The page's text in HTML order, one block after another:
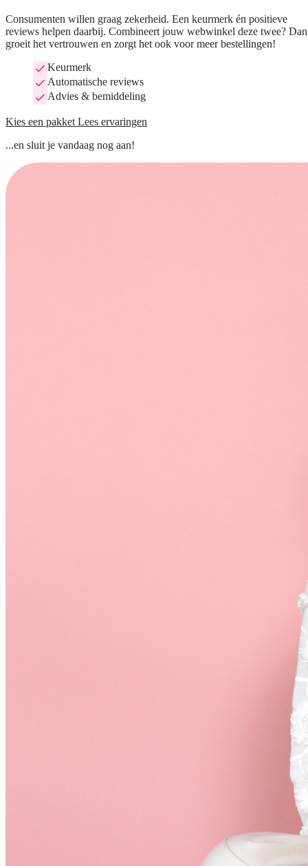
Consumenten willen graag zekerheid. Een keurmerk én positieve
reviews helpen daarbij. Combineert jouw webwinkel deze twee? Dan
groeit het vertrouwen en zorgt het ook voor meer bestellingen!
Keurmerk
Automatische reviews
Advies & bemiddeling
Kies een pakket Lees ervaringen
...en sluit je vandaag nog aan!